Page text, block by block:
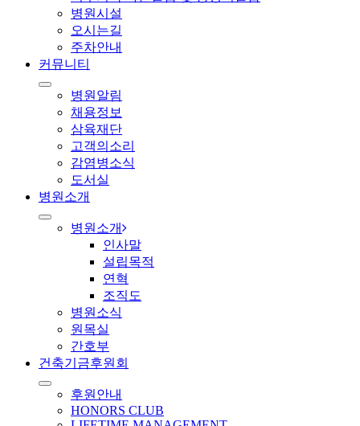
병원시설
오시는길
주차안내
커뮤니티
병원알림
채용정보
삼육재단
고객의소리
감염병소식
도서실
병원소개
병원소개
인사말
설립목적
연혁
조직도
병원소식
원목실
간호부
건축기금후원회
후원안내
HONORS CLUB